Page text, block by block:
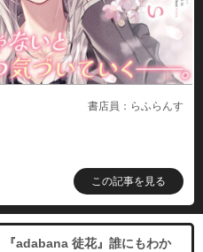
書店員：らふらんす
この記事を見る
『adabana 徒花』誰にもわか